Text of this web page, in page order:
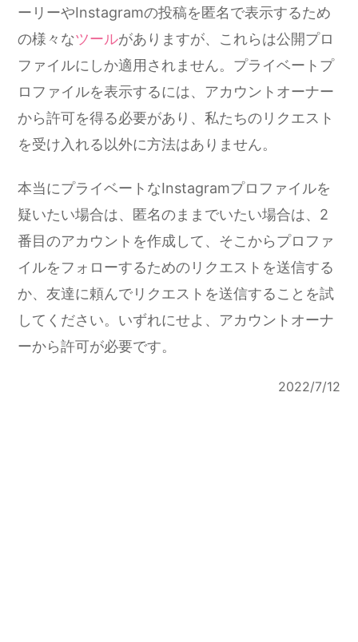
ーリーやInstagramの投稿を匿名で表示するため
の様々なツールがありますが、これらは公開プロ
ファイルにしか適用されません。プライベートプ
ロファイルを表示するには、アカウントオーナー
から許可を得る必要があり、私たちのリクエスト
を受け入れる以外に方法はありません。
本当にプライベートなInstagramプロファイルを
疑いたい場合は、匿名のままでいたい場合は、2
番目のアカウントを作成して、そこからプロファ
イルをフォローするためのリクエストを送信する
か、友達に頼んでリクエストを送信することを試
してください。いずれにせよ、アカウントオーナ
ーから許可が必要です。
2022/7/12